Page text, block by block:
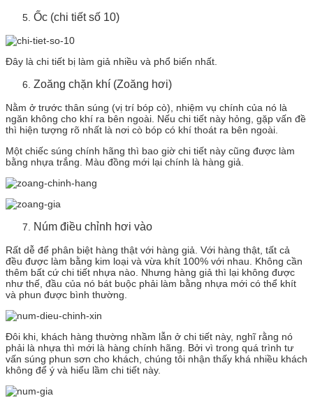
Ốc (chi tiết số 10)
Đây là chi tiết bị làm giả nhiều và phổ biến nhất.
Zoăng chặn khí (Zoăng hơi)
Nằm ở trước thân súng (vị trí bóp cò), nhiệm vụ chính của nó là
ngăn không cho khí ra bên ngoài. Nếu chi tiết này hỏng, gặp vấn đề
thì hiện tượng rõ nhất là nơi cò bóp có khí thoát ra bên ngoài.
Một chiếc súng chính hãng thì bao giờ chi tiết này cũng được làm
bằng nhựa trắng. Màu đồng mới lại chính là hàng giả.
Núm điều chỉnh hơi vào
Rất dễ để phân biệt hàng thật với hàng giả. Với hàng thật, tất cả
đều được làm bằng kim loại và vừa khít 100% với nhau. Không cần
thêm bất cứ chi tiết nhựa nào. Nhưng hàng giả thì lại không được
như thế, đầu của nó bát buộc phải làm bằng nhựa mới có thể khít
và phun được bình thường.
Đôi khi, khách hàng thường nhầm lẫn ở chi tiết này, nghĩ rằng nó
phải là nhựa thì mới là hàng chính hãng. Bởi vì trong quá trình tư
vấn súng phun sơn cho khách, chúng tôi nhận thấy khá nhiều khách
không để ý và hiểu lầm chi tiết này.